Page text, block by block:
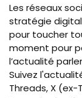
Les réseaux
stratégie
pour toucher
moment pour
l’actualité
Suivez
Threads, X